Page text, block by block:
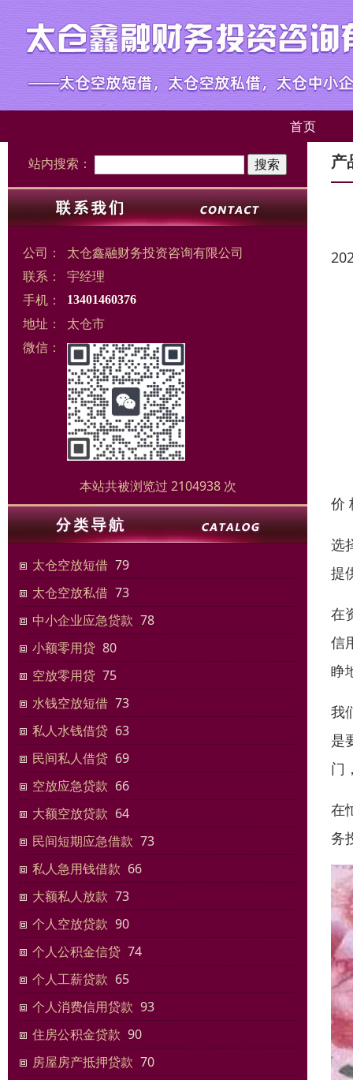
首页
站内搜索：
公司：
太仓鑫融财务投资咨询有限公司
联系：
宇经理
手机：
13401460376
地址：
太仓市
微信：
本站共被浏览过 2104938 次
太仓空放短借 79
太仓空放私借 73
中小企业应急贷款 78
小额零用贷 80
空放零用贷 75
水钱空放短借 73
私人水钱借贷 63
民间私人借贷 69
空放应急贷款 66
大额空放贷款 64
民间短期应急借款 73
私人急用钱借款 66
大额私人放款 73
个人空放贷款 90
个人公积金信贷 74
个人工薪贷款 65
个人消费信用贷款 93
住房公积金贷款 90
房屋房产抵押贷款 70
产
价
选
提
在
信
睁
我
是
门
在
务